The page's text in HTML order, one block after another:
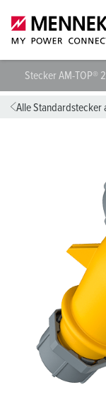
Stecker AM-TOP®
Alle Standardstecker